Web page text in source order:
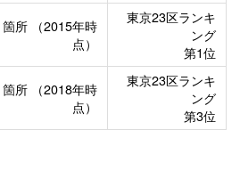
箇所
（2015年時
点）
東京23区ランキ
ング
第1位
箇所
（2018年時
点）
東京23区ランキ
ング
第3位